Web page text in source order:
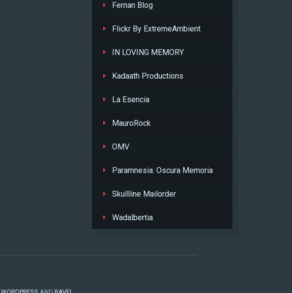
Fernan Blog
Flickr By ExtremeAmbient
IN LOVING MEMORY
Kadaath Productions
La Esencia
MauroRock
OMV
Paramnesia: Oscura Memoria
Skullline Mailorder
Wadalbertia